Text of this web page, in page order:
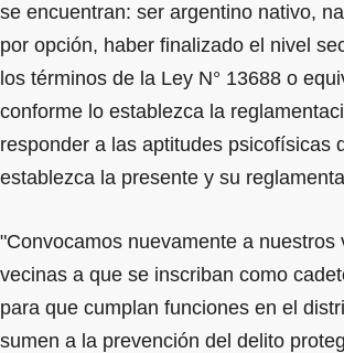
se encuentran: ser argentino nativo,
por opción, haber finalizado el nivel
los términos de la Ley N° 13688 o
conforme lo establezca la
responder a las aptitudes psicofísicas
establezca la presente y su
"Convocamos nuevamente a nuestros
vecinas a que se inscriban como
para que cumplan funciones en el
sumen a la prevención del delito